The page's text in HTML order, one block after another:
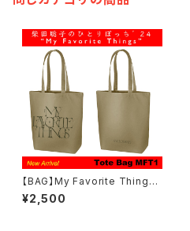
【BAG】My Favorite Things
トートバッグ (サンドベージュ)
¥2,500